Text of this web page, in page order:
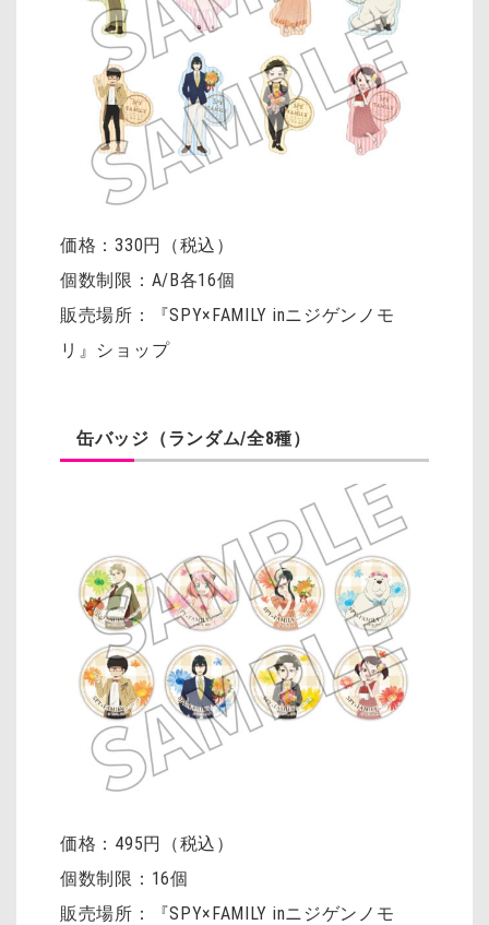
価格：330円（税込）
個数制限：A/B各16個
販売場所：『SPY×FAMILY inニジゲンノモ
リ』ショップ
缶バッジ（ランダム/全8種）
価格：495円（税込）
個数制限：16個
販売場所：『SPY×FAMILY inニジゲンノモ